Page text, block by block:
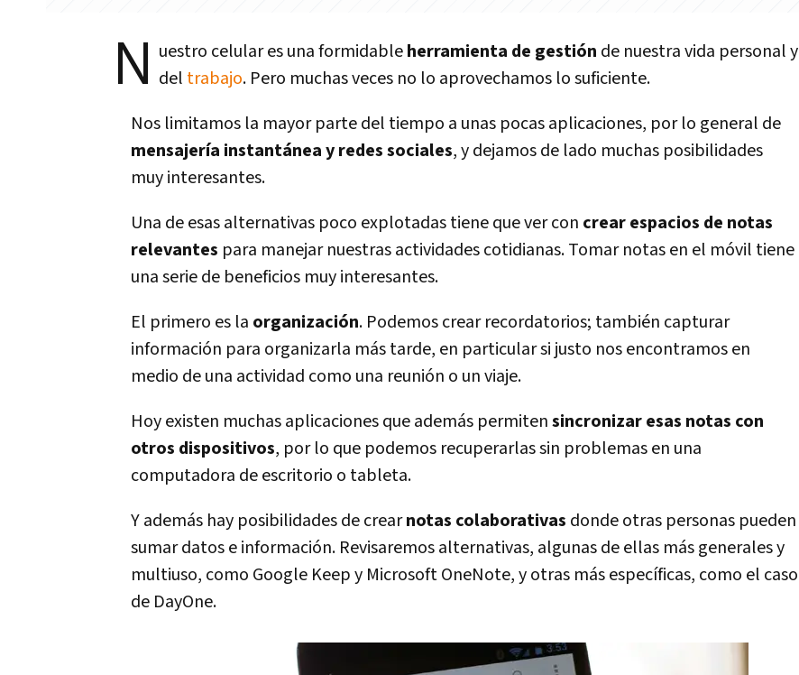
N uestro celular es una formidableherramienta de gestión de nuestra vida personal y
del trabajo. Pero muchas veces no lo aprovechamos lo suficiente.
Nos limitamos la mayor parte del tiempo a unas pocas aplicaciones, por lo general de
mensajería instantánea y redes sociales, y dejamos de lado muchas posibilidades
muy interesantes.
Una de esas alternativas poco explotadas tiene que ver con crear espacios de notas
relevantes para manejar nuestras actividades cotidianas. Tomar notas en el móvil tiene
una serie de beneficios muy interesantes.
El primero es la organización. Podemos crear recordatorios; también capturar
información para organizarla más tarde, en particular si justo nos encontramos en
medio de una actividad como una reunión o un viaje.
Hoy existen muchas aplicaciones que además permitensincronizar esas notas con
otros dispositivos, por lo que podemos recuperarlas sin problemas en una
computadora de escritorio o tableta.
Y además hay posibilidades de crearnotas colaborativas donde otras personas pueden
sumar datos e información. Revisaremos alternativas, algunas de ellas más generales y
multiuso, como Google Keep y Microsoft OneNote, y otras más específicas, como el caso
de DayOne.